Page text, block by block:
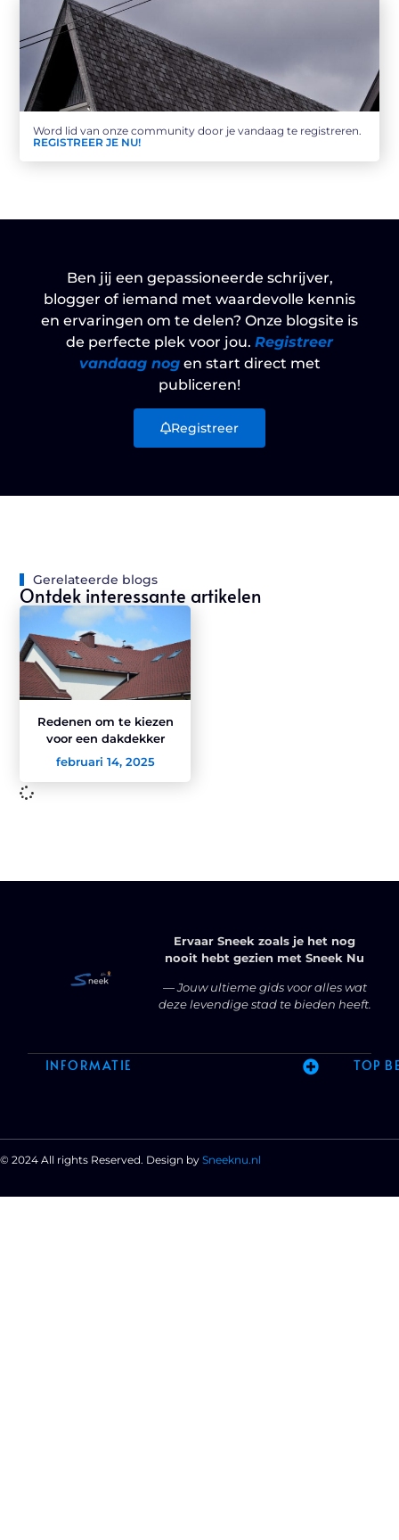
Word lid van onze community door je vandaag te registreren.
REGISTREER JE NU!
Ben jij een gepassioneerde schrijver,
blogger of iemand met waardevolle kennis
en ervaringen om te delen? Onze blogsite is
de perfecte plek voor jou. Registreer
vandaag nogen start direct met
publiceren!
Registreer
Gerelateerde blogs
Ontdek interessante artikelen
Redenen om te kiezen
voor een dakdekker
februari 14, 2025
Ervaar Sneek zoals je het nog
nooit hebt gezien met Sneek Nu
— Jouw ultieme gids voor alles wat
deze levendige stad te bieden heeft.
INFORMATIE TOP
© 2024 All rights Reserved. Design by Sneeknu.nl